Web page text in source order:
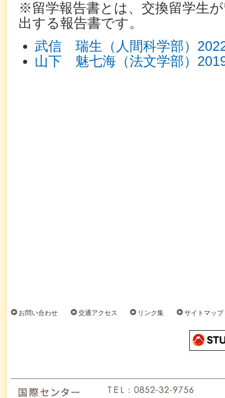
※留学報告書とは、交換留学生
出する報告書です。
武信 瑞生（人間科学部）
山下 魅七海（法文学部）
お問い合わせ 交通アクセス リンク集 サイトマップ